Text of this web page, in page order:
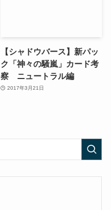
【シャドウバース】新パッ
ク「神々の騒嵐」カード考
察 ニュートラル編
2017年3月21日